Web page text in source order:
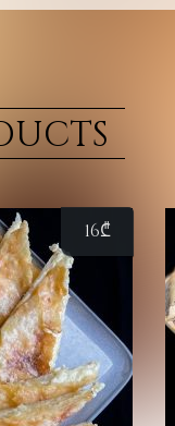
16₾